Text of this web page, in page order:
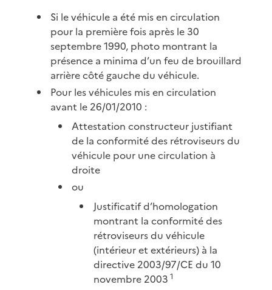
Si le véhicule a été mis en circulation
pour la première fois après le 30
septembre 1990, photo montrant la
présence a minima d’un feu de brouillard
arrière côté gauche du véhicule.
Pour les véhicules mis en circulation
avant le 26/01/2010 :
Attestation constructeur justifiant
de la conformité des rétroviseurs du
véhicule pour une circulation à
droite
ou
Justificatif d’homologation
montrant la conformité des
rétroviseurs du véhicule
(intérieur et extérieurs) à la
directive 2003/97/CE du 10
novembre 2003 1